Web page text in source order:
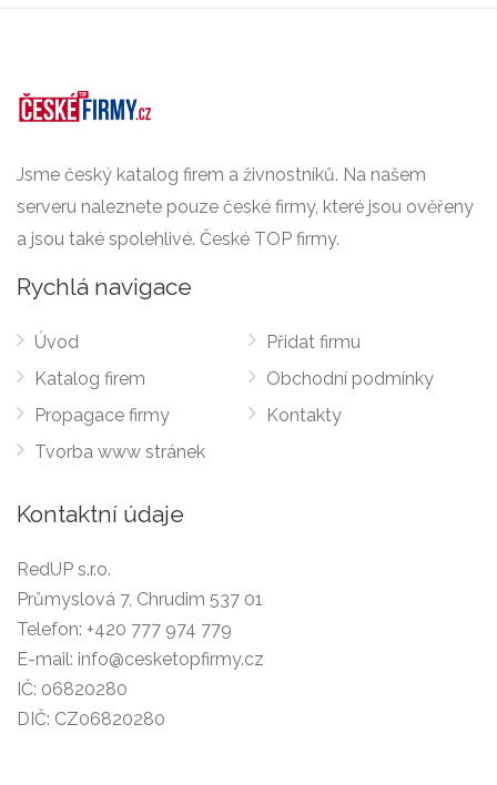
Jsme český katalog firem a živnostníků. Na našem
serveru naleznete pouze české firmy, které jsou ověřeny
a jsou také spolehlivé. České TOP firmy.
Rychlá navigace
Úvod
Katalog firem
Propagace firmy
Tvorba www stránek
Přidat firmu
Obchodní podmínky
Kontakty
Kontaktní údaje
RedUP s.r.o.
Průmyslová 7, Chrudim 537 01
Telefon: +420 777 974 779
E-mail: info@cesketopfirmy.cz
IČ: 06820280
DIČ: CZ06820280